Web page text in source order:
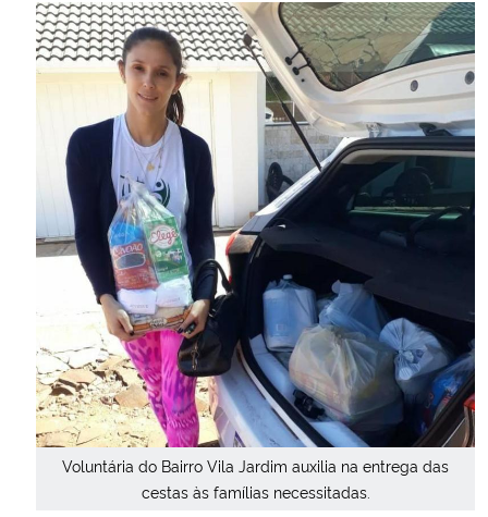
Ministério da Ciência, Tecnologia, Inovações e Comunicações
Ministério do Meio Ambiente
Ministério do Turismo
Ministério do Desenvolvimento Regional
Controladoria-Geral da União
Ministério da Mulher, da Família e dos Direitos Humanos
Secretaria-Geral
Secretaria de Governo
Gabinete de Segurança Institucional
Voluntária do Bairro Vila Jardim auxilia na entrega das
cestas às famílias necessitadas.